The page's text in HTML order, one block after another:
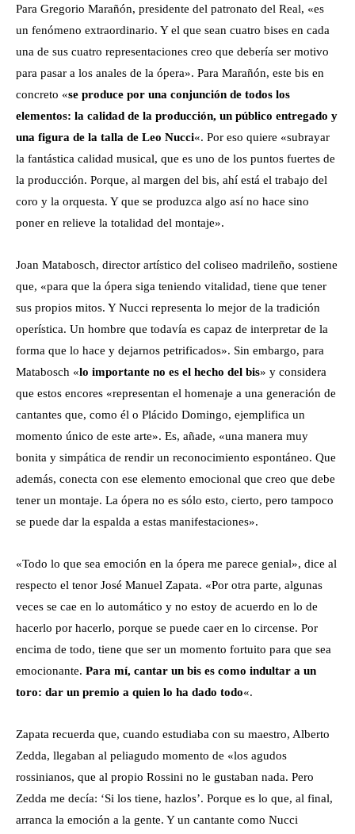
Para Gregorio Marañón, presidente del patronato del Real, «es
un fenómeno extraordinario. Y el que sean cuatro bises en cada
una de sus cuatro representaciones creo que debería ser motivo
para pasar a los anales de la ópera». Para Marañón, este bis en
concreto «se produce por una conjunción de todos los
elementos: la calidad de la producción, un público entregado y
una figura de la talla de Leo Nucci«. Por eso quiere «subrayar
la fantástica calidad musical, que es uno de los puntos fuertes de
la producción. Porque, al margen del bis, ahí está el trabajo del
coro y la orquesta. Y que se produzca algo así no hace sino
poner en relieve la totalidad del montaje».
Joan Matabosch, director artístico del coliseo madrileño, sostiene
que, «para que la ópera siga teniendo vitalidad, tiene que tener
sus propios mitos. Y Nucci representa lo mejor de la tradición
operística. Un hombre que todavía es capaz de interpretar de la
forma que lo hace y dejarnos petrificados». Sin embargo, para
Matabosch «lo importante no es el hecho del bis» y considera
que estos encores «representan el homenaje a una generación de
cantantes que, como él o Plácido Domingo, ejemplifica un
momento único de este arte». Es, añade, «una manera muy
bonita y simpática de rendir un reconocimiento espontáneo. Que
además, conecta con ese elemento emocional que creo que debe
tener un montaje. La ópera no es sólo esto, cierto, pero tampoco
se puede dar la espalda a estas manifestaciones».
«Todo lo que sea emoción en la ópera me parece genial», dice al
respecto el tenor José Manuel Zapata. «Por otra parte, algunas
veces se cae en lo automático y no estoy de acuerdo en lo de
hacerlo por hacerlo, porque se puede caer en lo circense. Por
encima de todo, tiene que ser un momento fortuito para que sea
emocionante. Para mí, cantar un bis es como indultar a un
toro: dar un premio a quien lo ha dado todo«.
Zapata recuerda que, cuando estudiaba con su maestro, Alberto
Zedda, llegaban al peliagudo momento de «los agudos
rossinianos, que al propio Rossini no le gustaban nada. Pero
Zedda me decía: ‘Si los tiene, hazlos’. Porque es lo que, al final,
arranca la emoción a la gente. Y un cantante como Nucci